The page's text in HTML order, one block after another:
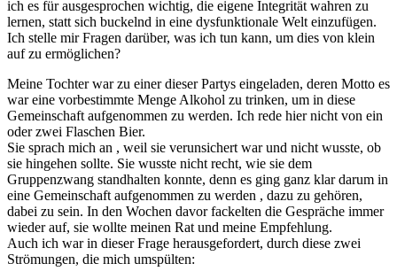
ich es für ausgesprochen wichtig, die eigene Integrität wahren zu
lernen, statt sich buckelnd in eine dysfunktionale Welt einzufügen.
Ich stelle mir Fragen darüber, was ich tun kann, um dies von klein
auf zu ermöglichen?
Meine Tochter war zu einer dieser Partys eingeladen, deren Motto es
war eine vorbestimmte Menge Alkohol zu trinken, um in diese
Gemeinschaft aufgenommen zu werden. Ich rede hier nicht von ein
oder zwei Flaschen Bier.
Sie sprach mich an , weil sie verunsichert war und nicht wusste, ob
sie hingehen sollte. Sie wusste nicht recht, wie sie dem
Gruppenzwang standhalten konnte, denn es ging ganz klar darum in
eine Gemeinschaft aufgenommen zu werden , dazu zu gehören,
dabei zu sein. In den Wochen davor fackelten die Gespräche immer
wieder auf, sie wollte meinen Rat und meine Empfehlung.
Auch ich war in dieser Frage herausgefordert, durch diese zwei
Strömungen, die mich umspülten: